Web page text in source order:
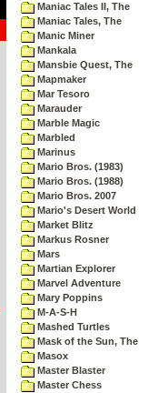
Maniac Tales II, The
Maniac Tales, The
Manic Miner
Mankala
Mansbie Quest, The
Mapmaker
Mar Tesoro
Marauder
Marble Magic
Marbled
Marinus
Mario Bros. (1983)
Mario Bros. (1988)
Mario Bros. 2007
Mario's Desert World
Market Blitz
Markus Rosner
Mars
Martian Explorer
Marvel Adventure
Mary Poppins
M-A-S-H
Mashed Turtles
Mask of the Sun, The
Masox
Master Blaster
Master Chess